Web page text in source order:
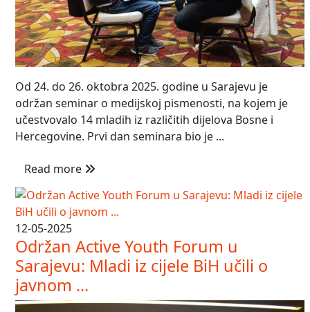
Od 24. do 26. oktobra 2025. godine u Sarajevu je
održan seminar o medijskoj pismenosti, na kojem je
učestvovalo 14 mladih iz različitih dijelova Bosne i
Hercegovine. Prvi dan seminara bio je ...
Read more
12-05-2025
Održan Active Youth Forum u
Sarajevu: Mladi iz cijele BiH učili o
javnom ...